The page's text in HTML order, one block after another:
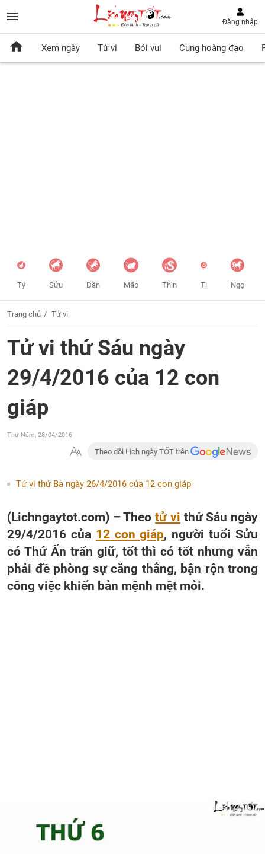
Đăng nhập
Xem ngày Tử vi Bói vui Cung hoàng đạo
Tý Sửu Dần Mão Thìn Tị Ngọ
Trang chủ Tử vi
Tử vi thứ Sáu ngày
29/4/2016 của 12 con
giáp
Thứ Năm, 28/04/2016
Theo dõi Lịch ngày TỐT trên
Tử vi thứ Ba ngày 26/4/2016 của 12 con giáp
(Lichngaytot.com) – Theotử vi thứ Sáu ngày
29/4/2016 của 12 con giáp, người tuổi Sửu
có Thứ Ấn trấn giữ, tốt thì có tốt nhưng vẫn
phải đề phòng sự căng thẳng, bận rộn trong
công việc khiến bản mệnh mệt mỏi.